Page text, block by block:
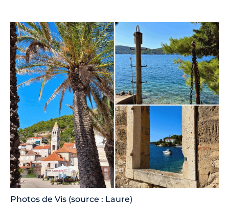
Photos de Vis (source : Laure)